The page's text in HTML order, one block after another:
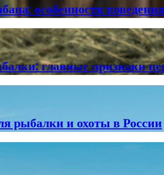
особенности
главные признаки
рыбалки и охоты в России